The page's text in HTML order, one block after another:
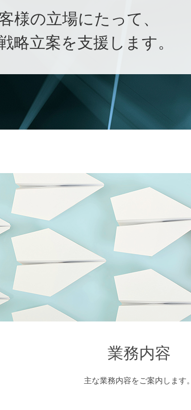
様の立場にたって、
略立案を支援します。
業務内容
主な業務内容をご案内します。